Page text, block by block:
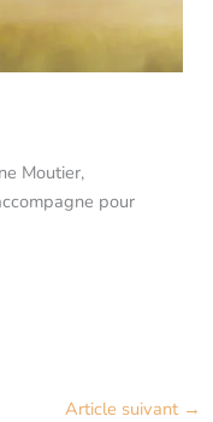
Moutier,
pour
Article suivant →